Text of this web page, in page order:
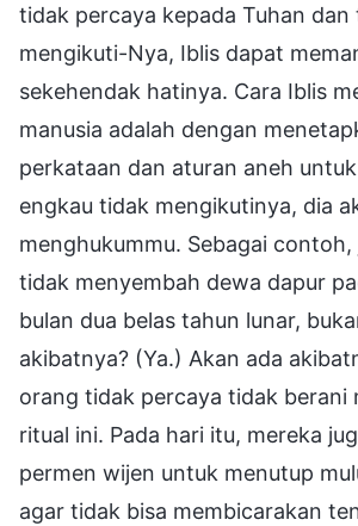
tidak percaya kepada Tuhan dan
mengikuti-Nya, Iblis dapat
sekehendak hatinya. Cara Iblis
manusia adalah dengan
perkataan dan aturan aneh
engkau tidak mengikutinya, dia
menghukummu. Sebagai contoh,
tidak menyembah dewa dapur
bulan dua belas tahun lunar,
akibatnya? (Ya.) Akan ada
orang tidak percaya tidak berani
ritual ini. Pada hari itu, mereka
permen wijen untuk menutup
agar tidak bisa membicarakan